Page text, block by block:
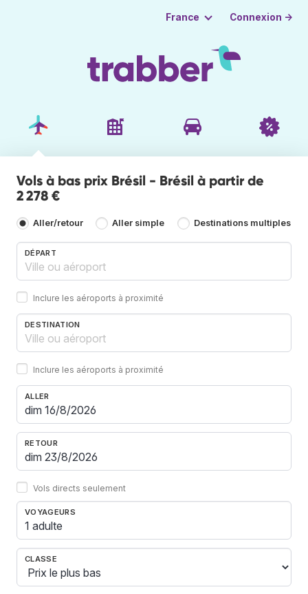
France Connexion →
Vols à bas prix Brésil - Brésil à partir de
2 278 €
Aller/retour Aller simple Destinations multiples
DÉPART
Inclure les aéroports à proximité
DESTINATION
Inclure les aéroports à proximité
ALLER
RETOUR
Vols directs seulement
VOYAGEURS
1 adulte
CLASSE